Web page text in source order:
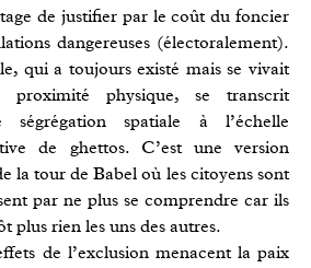
de justifier par le coût du foncier
dangereuses (électoralement).
qui a toujours existé mais se vivait
proximité physique, se transcrit
ségrégation spatiale à l’échelle
de ghettos. C’est une version
la tour de Babel où les citoyens sont
par ne plus se comprendre car ils
plus rien les uns des autres.
de l’exclusion menacent la paix